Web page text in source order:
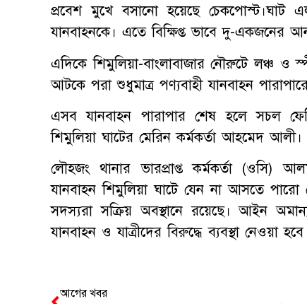
প্রবেশ মুখে বসানো হয়েছে চেকপোস্ট।ঘাট
যানবাহনকে। এতে বিক্ষিপ্ত ভাবে দু-একজনের
এদিকে শিমুলিয়া-বাংলাবাজার নৌরুটে লঞ্চ ও
আটকে পরা শুধুমাত্র পণ্যবাহী যানবাহন
এসব যানবাহন পারাপার শেষ হলে সচল
শিমুলিয়া ঘাটের মেরিন কর্মকর্তা আহমেদ আলী।
লৌহজং থানার ভারপ্রাপ্ত কর্মকর্তা (ওসি)
যানবাহন শিমুলিয়া ঘাটে যেন না আসতে পারো
সদস্যরা সক্রিয় অবস্থানে রয়েছে। আইন
যানবাহন ও যাত্রীদের বিরুদ্ধে ব্যবস্থা নেওয়া
আগের খবর